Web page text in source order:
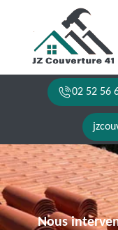
02 52 56
Nous